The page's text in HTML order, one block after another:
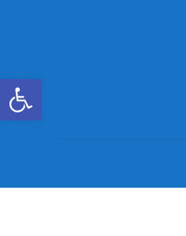
Ανοίξτε τη γραμμή εργαλείων